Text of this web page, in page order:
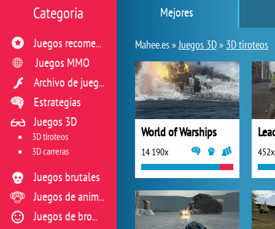
Mejores
Mahee.es »Juegos 3D» 3D tiroteos
World of Warships
14 190x 452x
Categoria
Juegos recomendados
Juegos MMO
Archivo de juegos flash
Estrategias
Juegos 3D
3D tiroteos
3D carreras
Juegos brutales
Juegos de animales
Juegos de broma